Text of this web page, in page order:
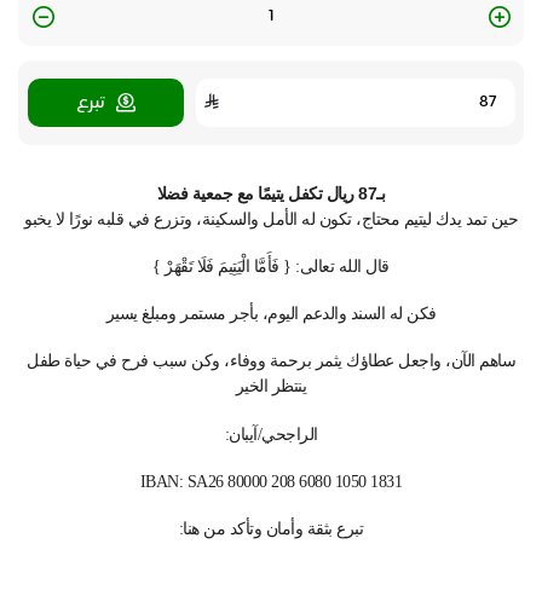
Quantity
تبرع
بـ87 ريال تكفل يتيمًا مع جمعية فضلا
حين تمد يدك ليتيم محتاج، تكون له الأمل والسكينة، وتزرع في قلبه نورًا لا يخبو
قال الله تعالى: { فَأَمَّا الْيَتِيمَ فَلَا تَقْهَرْ }
فكن له السند والدعم اليوم، بأجر مستمر ومبلغ يسير
ساهم الآن، واجعل عطاؤك يثمر برحمة ووفاء، وكن سبب فرح في حياة طفل
ينتظر الخير
الراجحي/آيبان:
IBAN: SA26 80000 208 6080 1050 1831
تبرع بثقة وأمان وتأكد من هنا: